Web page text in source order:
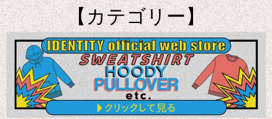
【カテゴリー】